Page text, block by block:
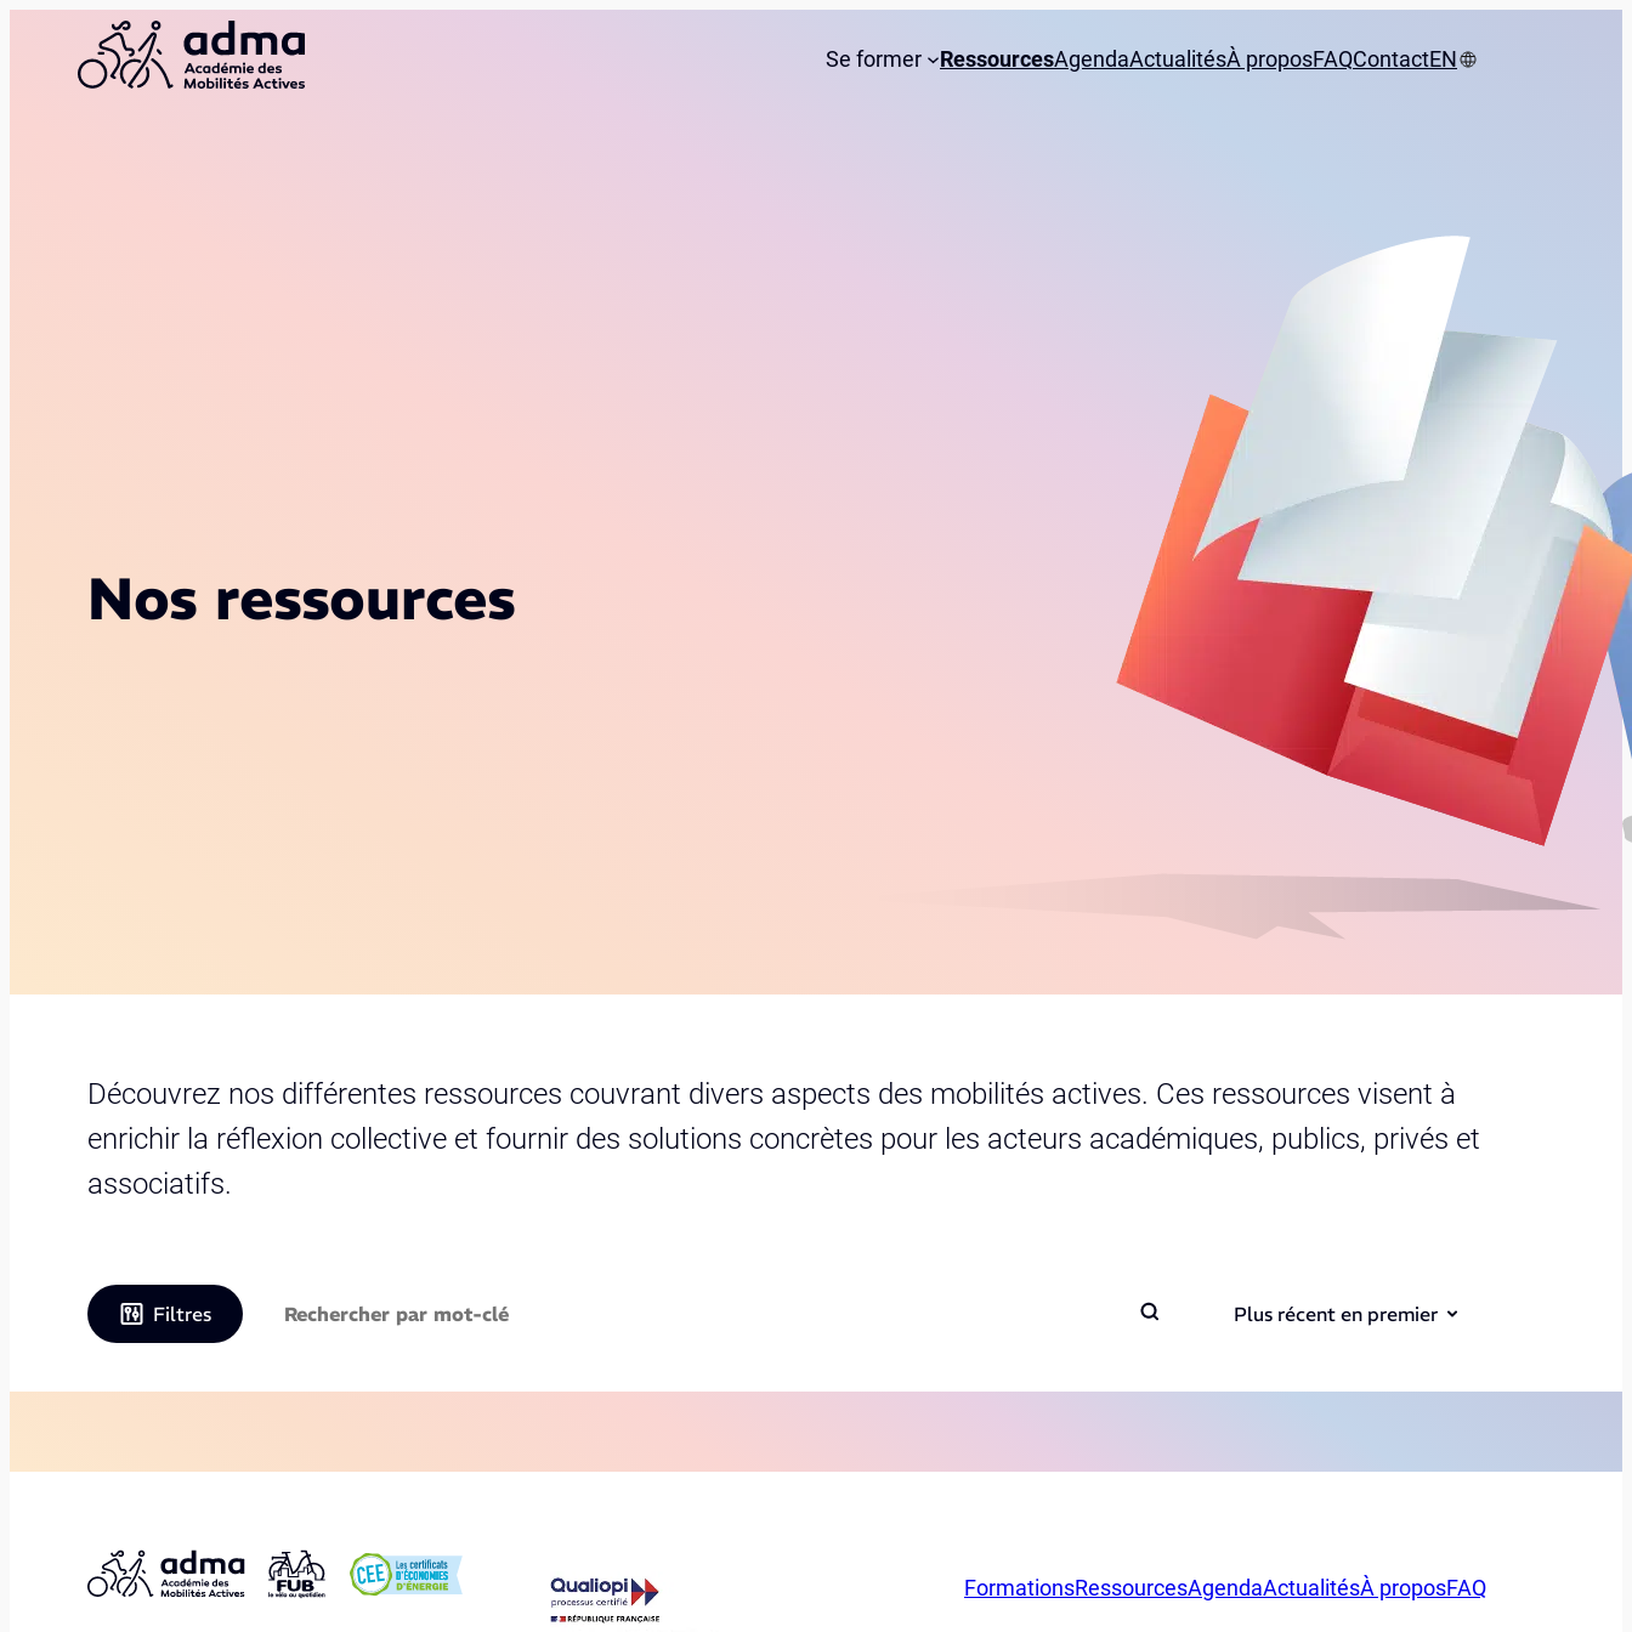
Se former RessourcesAgendaActualitésÀ proposFAQContactEN
Nos ressources
Découvrez nos différentes ressources couvrant divers aspects des mobilités actives. Ces ressources visent à
enrichir la réflexion collective et fournir des solutions concrètes pour les acteurs académiques, publics, privés et
associatifs.
Filtres Plus récent en premier
FormationsRessourcesAgendaActualitésÀ proposFAQ